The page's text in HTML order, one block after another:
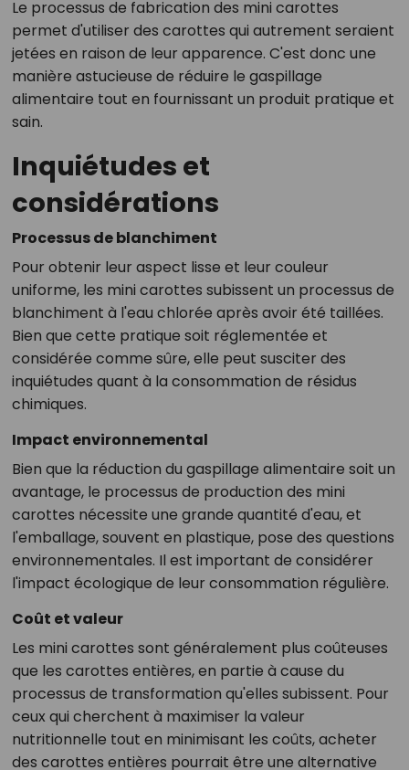
Le processus de fabrication des mini carottes
permet d'utiliser des carottes qui autrement seraient
jetées en raison de leur apparence. C'est donc une
manière astucieuse de réduire le gaspillage
alimentaire tout en fournissant un produit pratique et
sain.
Inquiétudes et
considérations
Processus de blanchiment
Pour obtenir leur aspect lisse et leur couleur
uniforme, les mini carottes subissent un processus de
blanchiment à l'eau chlorée après avoir été taillées.
Bien que cette pratique soit réglementée et
considérée comme sûre, elle peut susciter des
inquiétudes quant à la consommation de résidus
chimiques.
Impact environnemental
Bien que la réduction du gaspillage alimentaire soit un
avantage, le processus de production des mini
carottes nécessite une grande quantité d'eau, et
l'emballage, souvent en plastique, pose des questions
environnementales. Il est important de considérer
l'impact écologique de leur consommation régulière.
Coût et valeur
Les mini carottes sont généralement plus coûteuses
que les carottes entières, en partie à cause du
processus de transformation qu'elles subissent. Pour
ceux qui cherchent à maximiser la valeur
nutritionnelle tout en minimisant les coûts, acheter
des carottes entières pourrait être une alternative